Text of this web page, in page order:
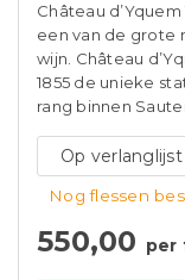
Château
een van de grote
wijn. Château
1855 de unieke
rang binnen
Op verlanglijst
Nog flessen
550,00 per